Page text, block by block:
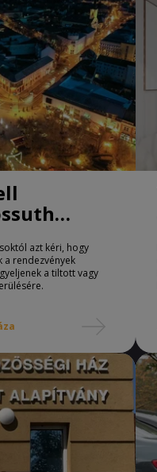
azt kéri, hogy
a rendezvények
a tiltott vagy